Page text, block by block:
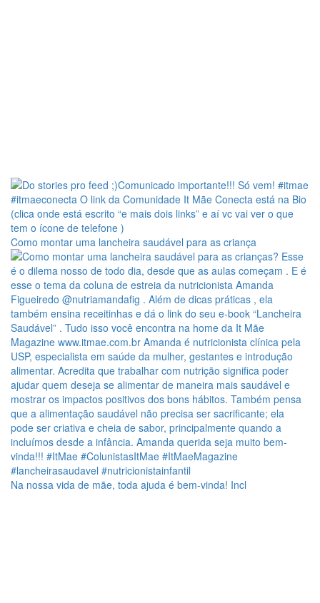
Como montar uma lancheira saudável para as criança
Na nossa vida de mãe, toda ajuda é bem-vinda! Incl